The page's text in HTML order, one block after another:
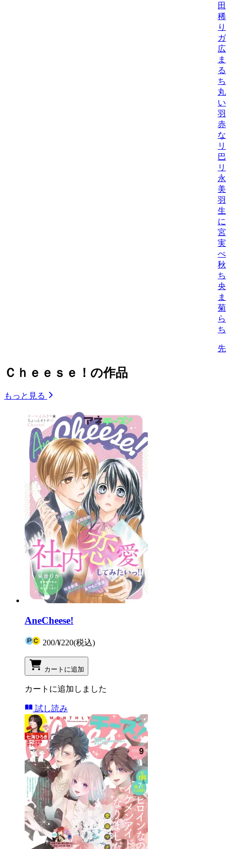
田
稀
り
ガ
広
ま
る
ち
丸
い
羽
赤
な
リ
巴
リ
永
美
羽
生/
に
宮
実/
ぺ
秋
ち
央
菊
ら
ち
先
Ｃｈｅｅｓｅ！の作品
もっと見る
AneCheese!
200/¥220(税込)
カートに追加
カートに追加しました
試し読み